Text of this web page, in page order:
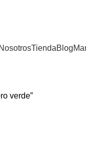
TiendaBlog
verde”